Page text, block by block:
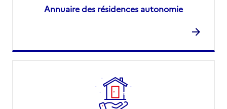
Annuaire des résidences autonomie